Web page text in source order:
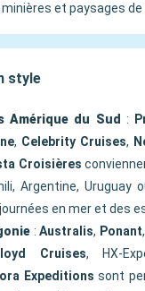
et paysages de
style
Amérique du Sud :
, Celebrity Cruises,
Croisières
Argentine, Uruguay
en mer et des
:Australis, Ponant,
Cruises, HX-
Expeditions sont